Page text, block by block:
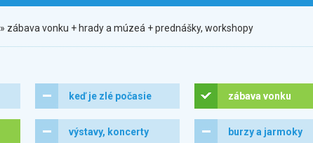
» zábava vonku + hrady a múzeá + prednášky, workshopy
keď je zlé počasie zábava vonku
výstavy, koncerty burzy a jarmoky